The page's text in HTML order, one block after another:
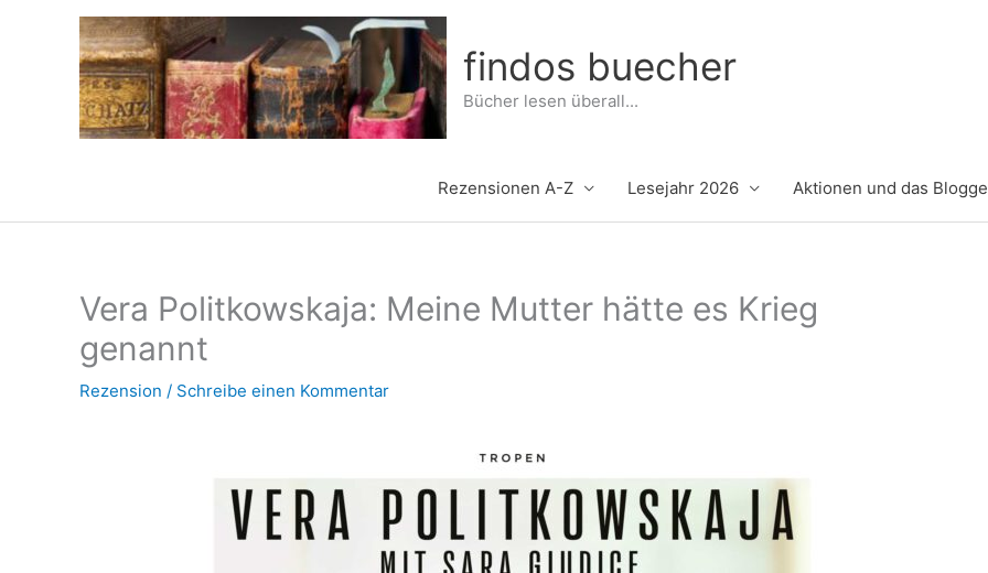
findos buecher
Bücher lesen überall...
Rezensionen A-Z Lesejahr 2026 Aktionen und das
Vera Politkowskaja: Meine Mutter hätte es Krieg
genannt
Rezension / Schreibe einen Kommentar